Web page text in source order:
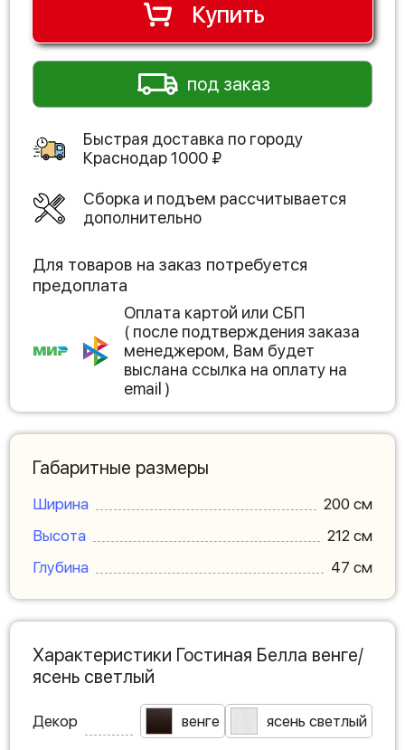
Купить
под заказ
Быстрая доставка по городу
Краснодар1000 ₽
Сборка и подъем рассчитывается
дополнительно
Для товаров на заказ потребуется
предоплата
Оплата картой или СБП
( после подтверждения заказа
менеджером, Вам будет
выслана ссылка на оплату на
email )
Габаритные размеры
Ширина
200 см
Высота
212 см
Глубина
47 см
Характеристики Гостиная Белла венге/
ясень светлый
Декор венге ясень светлый